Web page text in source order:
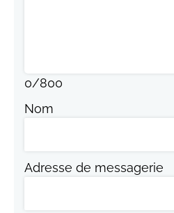
0/800
Nom
Adresse de messagerie